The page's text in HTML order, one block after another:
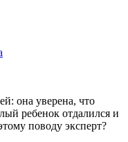
она уверена, что
ребенок отдалился и
поводу эксперт?